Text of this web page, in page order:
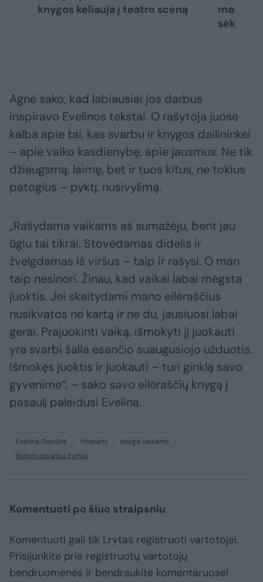
knygos keliauja į teatro sceną
mama
sėkmė
Agnė sako, kad labiausiai jos darbus
inspiravo Evelinos tekstai. O rašytoja juose
kalba apie tai, kas svarbu ir knygos dailininkei
– apie vaiko kasdienybę, apie jausmus. Ne tik
džiaugsmą, laimę, bet ir tuos kitus, ne tokius
patogius – pyktį, nusivylimą.
„Rašydama vaikams aš sumažėju, bent jau
ūgiu tai tikrai. Stovėdamas didelis ir
žvelgdamas iš viršus – taip ir rašysi. O man
taip nesinori. Žinau, kad vaikai labai mėgsta
juoktis. Jei skaitydami mano eilėraščius
nusikvatos ne kartą ir ne du, jausiuosi labai
gerai. Prajuokinti vaiką, išmokyti jį juokauti
yra svarbi šalia esančio suaugusiojo užduotis.
Išmokęs juoktis ir juokauti – turi ginklą savo
gyvenime“, – sako savo eilėraščių knygą į
pasaulį paleidusi Evelina.
Evelina Daciūtė ^Instant
knyga vaikams
Rodyti daugiau žymių
Komentuoti po šiuo straipsniu
Komentuoti gali tik Lrytas registruoti vartotojai.
Prisijunkite prie registruotų vartotojų
bendruomenės ir bendraukite komentaruose!